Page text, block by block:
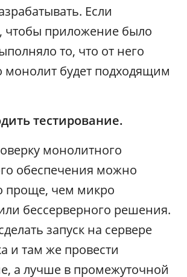
Если
чтобы приложение было
то, что от него
монолит будет подходящим
тестирование.
монолитного
обеспечения можно
проще, чем микро
бессерверного решения.
запуск на сервере
и там же провести
а лучше в промежуточной